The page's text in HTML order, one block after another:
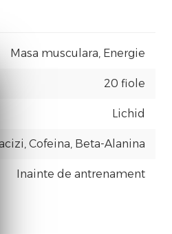
Masa musculara, Energie
20 fiole
Lichid
Cofeina, Beta-Alanina
Inainte de antrenament